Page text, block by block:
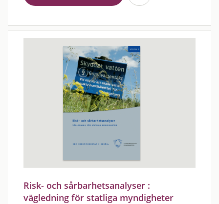
Risk- och sårbarhetsanalyser :
vägledning för statliga myndigheter